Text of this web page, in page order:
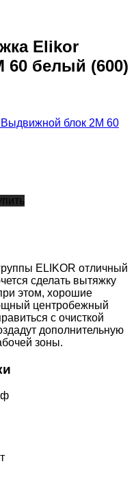
Elikor
белый (600)
ELIKOR отличный
сделать вытяжку
этом, хорошие
центробежный
с очисткой
дополнительную
зоны.